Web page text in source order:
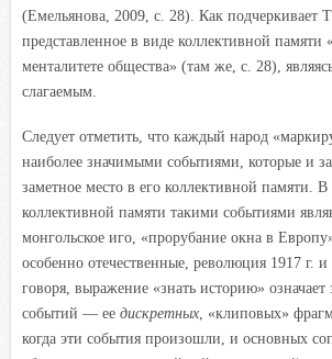
(Емельянова, 2009, с. 28). Как подчеркивает
представленное в виде коллективной памяти
менталитете общества» (там же, с. 28),
слагаемым.
Следует отметить, что каждый народ
наиболее значимыми событиями, которые и
заметное место в его коллективной памяти.
коллективной памяти такими событиями
монгольское иго, «прорубание окна в
особенно отечественные, революция 1917 г.
говоря, выражение «знать историю»
событий — ее дискретных , «клиповых»
когда эти события произошли, и основных